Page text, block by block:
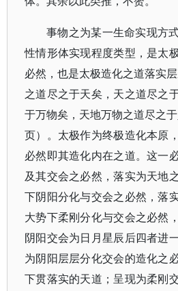
事物之为某一生命实现方
性情形体实现程度类型，是太
必然，也是太极造化之道落实
之道尽之于天矣，天之道尽之
于万物矣，天地万物之道尽之
页）。太极作为终极造化本原
必然即其造化内在之道。这一
及其交会之必然，落实为天地
下阴阳分化与交会之必然，落
大势下柔刚分化与交会之必然
阴阳交会为日月星辰后四者进
为阴阳层层分化交会的造化之
下贯落实的天道；呈现为柔刚